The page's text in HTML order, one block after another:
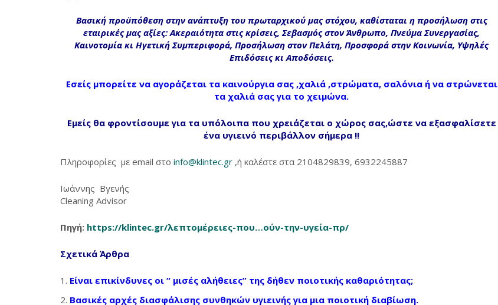
Βασική προϋπόθεση στην ανάπτυξη του πρωταρχικού μας στόχου, καθίσταται η προσήλωση στις
εταιρικές μας αξίες:Ακεραιότητα στις κρίσεις, Σεβασμός στον Άνθρωπο, Πνεύμα Συνεργασίας,
Καινοτομία κι Ηγετική Συμπεριφορά, Προσήλωση στον Πελάτη, Προσφορά στην Κοινωνία, Υψηλές
Επιδόσεις κι Αποδόσεις.
Εσείς μπορείτε να αγοράζεται τα καινούργια σας ,χαλιά ,στρώματα, σαλόνια ή να στρώνεται
τα χαλιά σας για το χειμώνα.
Εμείς θα φροντίσουμε για τα υπόλοιπα που χρειάζεται ο χώρος σας,ώστε να εξασφαλίσετε
ένα υγιεινό περιβάλλον σήμερα !!
Πληροφορίες με email στο info@klintec.gr ,ή καλέστε στα 2104829839, 6932245887
Ιωάννης Βγενής
Cleaning Advisor
Πηγή: https://klintec.gr/λεπτομέρειες-που…ούν-την-υγεία-πρ/
Σχετικά Άρθρα
Είναι επικίνδυνες οι “ μισές αλήθειες” της δήθεν ποιοτικής καθαριότητας;
Βασικές αρχές διασφάλισης συνθηκών υγιεινής για μια ποιοτική διαβίωση.